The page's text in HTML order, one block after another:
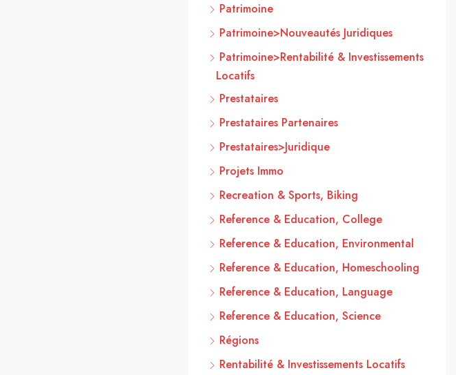
Patrimoine
Patrimoine>Nouveautés Juridiques
Patrimoine>Rentabilité & Investissements
Locatifs
Prestataires
Prestataires Partenaires
Prestataires>Juridique
Projets Immo
Recreation & Sports, Biking
Reference & Education, College
Reference & Education, Environmental
Reference & Education, Homeschooling
Reference & Education, Language
Reference & Education, Science
Régions
Rentabilité & Investissements Locatifs